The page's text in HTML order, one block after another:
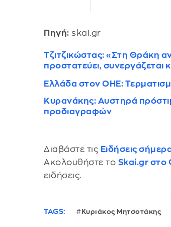
Πηγή: skai.gr
Τζιτζικώστας: «Στη Θράκη
προστατεύει, συνεργάζεται
Ελλάδα στον ΟΗΕ:
Κυρανάκης: Αυστηρά
προδιαγραφών
Διαβάστε τις Ειδήσεις
Ακολουθήστε το Skai.gr στο
ειδήσεις.
TAGS: Κυριάκος Μητσοτάκης